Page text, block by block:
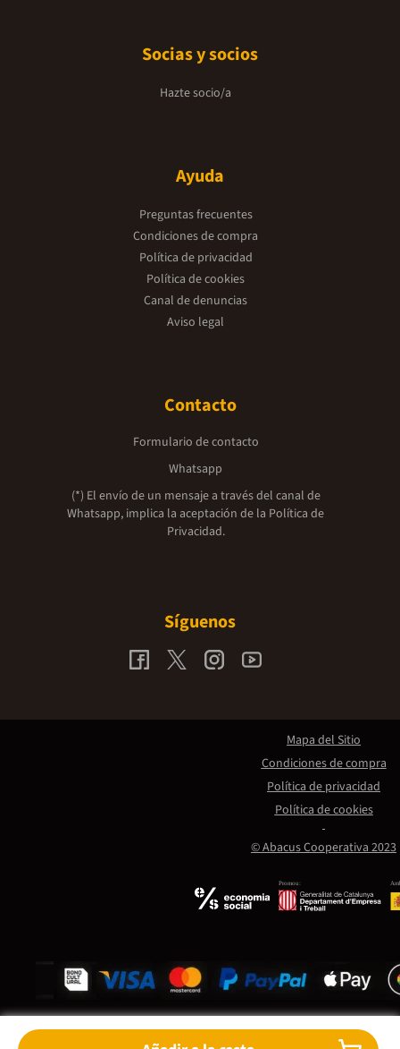
Socias y socios
Hazte socio/a
Ayuda
Preguntas frecuentes
Condiciones de compra
Política de privacidad
Política de cookies
Canal de denuncias
Aviso legal
Contacto
Formulario de contacto
Whatsapp
(*) El envío de un mensaje a través del canal de
Whatsapp, implica la aceptación de la Política de
Privacidad.
Síguenos
Promou:
© Abacus Cooperativa 2023
Mapa del Sitio
Condiciones de compra
Política de privacidad
Política de cookies